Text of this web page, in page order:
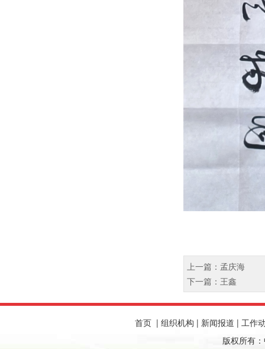
上一篇：孟庆海
下一篇：王鑫
首页 | 组织机构 | 新闻报道 | 工作
版权所有